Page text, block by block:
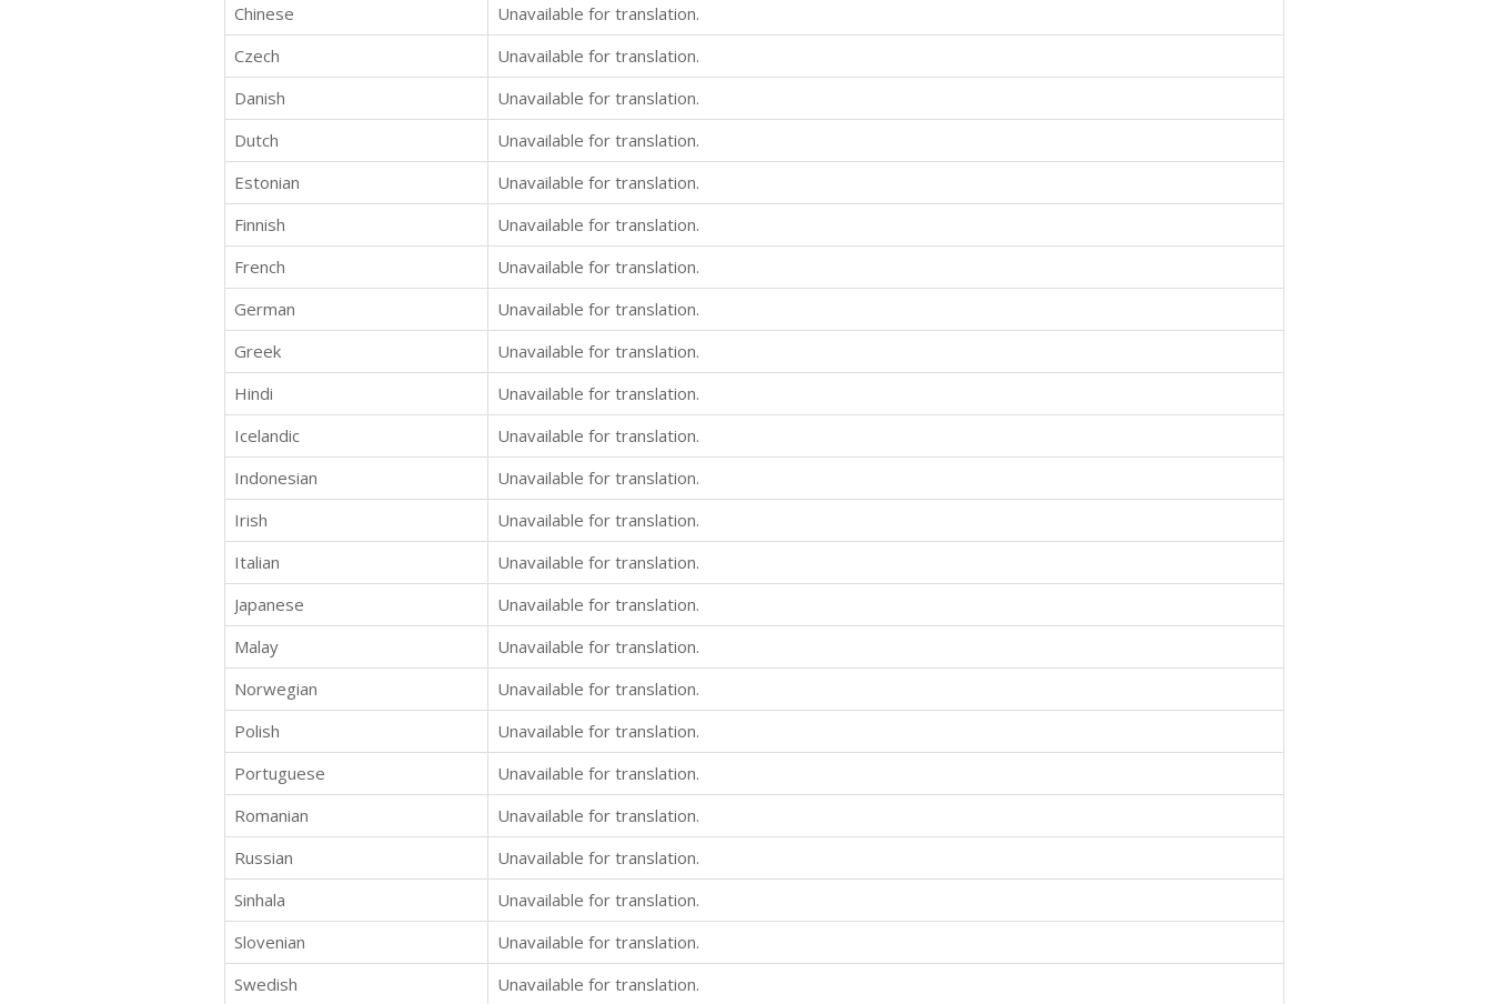
Chinese
Unavailable for translation.
Czech
Unavailable for translation.
Danish
Unavailable for translation.
Dutch
Unavailable for translation.
Estonian
Unavailable for translation.
Finnish
Unavailable for translation.
French
Unavailable for translation.
German
Unavailable for translation.
Greek
Unavailable for translation.
Hindi
Unavailable for translation.
Icelandic
Unavailable for translation.
Indonesian
Unavailable for translation.
Irish
Unavailable for translation.
Italian
Unavailable for translation.
Japanese
Unavailable for translation.
Malay
Unavailable for translation.
Norwegian
Unavailable for translation.
Polish
Unavailable for translation.
Portuguese
Unavailable for translation.
Romanian
Unavailable for translation.
Russian
Unavailable for translation.
Sinhala
Unavailable for translation.
Slovenian
Unavailable for translation.
Swedish
Unavailable for translation.